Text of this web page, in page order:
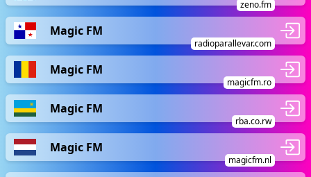
zeno.fm
Magic FM
radioparallevar.com
Magic FM
magicfm.ro
Magic FM
rba.co.rw
Magic FM
magicfm.nl